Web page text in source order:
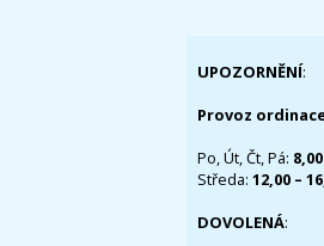
UPOZORNĚNÍ:
Provoz
Po, Út, Čt, Pá:
Středa: 12,00 –
DOVOLENÁ: